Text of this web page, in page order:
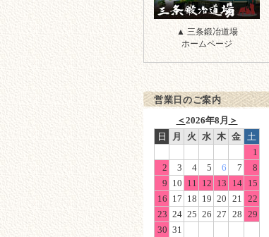
▲ 三条鍛冶道場
ホームページ
営業日のご案内
＜2026年8月 ＞
日
月 火 水 木 金
土
1
2
3 4 5 6 7
8
9 10 11 12 13 14 15
16 17 18 19 20 21
22
23 24 25 26 27 28 29
30 31